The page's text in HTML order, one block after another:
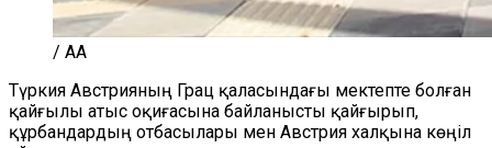
/ AA
Түркия Австрияның Грац қаласындағы мектепте болған
қайғылы атыс оқиғасына байланысты қайғырып,
құрбандардың отбасылары мен Австрия халқына көңіл